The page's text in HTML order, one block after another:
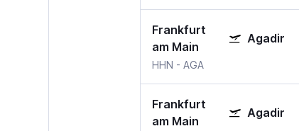
Frankfurt
am Main
Agadir
HHN - AGA
Frankfurt
am Main
Agadir